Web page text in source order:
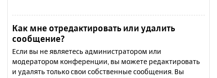
Как мне отредактировать или удалить
сообщение?
Если вы не являетесь администратором или
модератором конференции, вы можете редактировать
и удалять только свои собственные сообщения. Вы